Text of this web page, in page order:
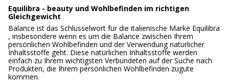
Equilibra - beauty und Wohlbefinden im richtigen
Gleichgewicht
Balance ist das Schlüsselwort für die italienische Marke Equilibra
, insbesondere wenn es um die Balance zwischen Ihrem
persönlichen Wohlbefinden und der Verwendung natürlicher
Inhaltsstoffe geht. Diese natürlichen Inhaltsstoffe werden
einfach zu Ihrem wichtigsten Verbündeten auf der Suche nach
Produkten, die Ihrem persönlichen Wohlbefinden zugute
kommen.